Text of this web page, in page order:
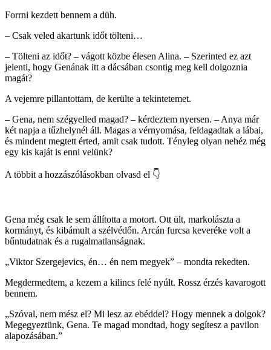
Forrni kezdett bennem a düh.
– Csak veled akartunk időt tölteni…
– Tölteni az időt? – vágott közbe élesen Alina. – Szerinted ez azt
jelenti, hogy Genának itt a dácsában csontig meg kell dolgoznia
magát?
A vejemre pillantottam, de kerülte a tekintetemet.
– Gena, nem szégyelled magad? – kérdeztem nyersen. – Anya már
két napja a tűzhelynél áll. Magas a vérnyomása, feldagadtak a lábai,
és mindent megtett érted, amit csak tudott. Tényleg olyan nehéz még
egy kis kaját is enni velünk?
A többit a hozzászólásokban olvasd el 👇
Gena még csak le sem állította a motort. Ott ült, markolászta a
kormányt, és kibámult a szélvédőn. Arcán furcsa keveréke volt a
bűntudatnak és a rugalmatlanságnak.
„Viktor Szergejevics, én… én nem megyek” – mondta rekedten.
Megdermedtem, a kezem a kilincs felé nyúlt. Rossz érzés kavarogott
bennem.
„Szóval, nem mész el? Mi lesz az ebéddel? Hogy mennek a dolgok?
Megegyeztünk, Gena. Te magad mondtad, hogy segítesz a pavilon
alapozásában.”